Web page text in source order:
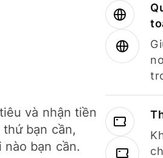
và nhận tiền
bạn cần,
bạn cần.